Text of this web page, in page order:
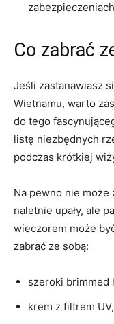
Co zabrać​
Jeśli zastanawiasz⁢
Wietnamu, warto⁢
do tego
listę niezbędnych
podczas krótkiej
Na pewno nie‍
naletnie ⁢upały, ​ale
wieczorem może
zabrać ze sobą:
szeroki brimmed
krem z ​filtrem​ UV,